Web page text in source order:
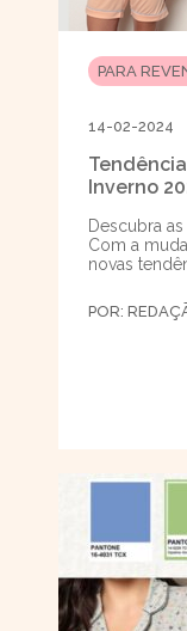
PARA
14-02-2024
Inverno
Descubra
Com a
novas
POR: